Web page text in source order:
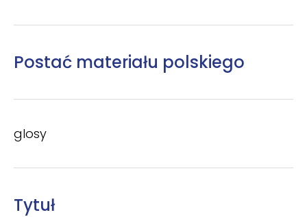
Postać materiału polskiego
glosy
Tytuł